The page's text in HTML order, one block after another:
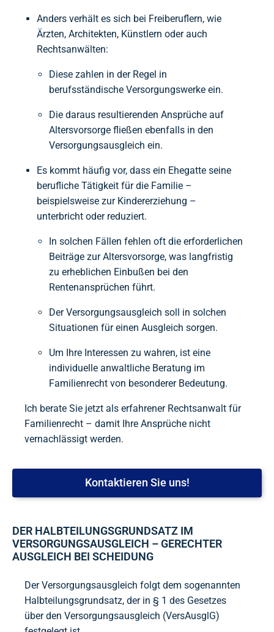
Anders verhält es sich bei Freiberuflern, wie
Ärzten, Architekten, Künstlern oder auch
Rechtsanwälten:
Diese zahlen in der Regel in
berufsständische Versorgungswerke ein.
Die daraus resultierenden Ansprüche auf
Altersvorsorge fließen ebenfalls in den
Versorgungsausgleich ein.
Es kommt häufig vor, dass ein Ehegatte seine
berufliche Tätigkeit für die Familie –
beispielsweise zur Kindererziehung –
unterbricht oder reduziert.
In solchen Fällen fehlen oft die erforderlichen
Beiträge zur Altersvorsorge, was langfristig
zu erheblichen Einbußen bei den
Rentenansprüchen führt.
Der Versorgungsausgleich soll in solchen
Situationen für einen Ausgleich sorgen.
Um Ihre Interessen zu wahren, ist eine
individuelle anwaltliche Beratung im
Familienrecht von besonderer Bedeutung.
Ich berate Sie jetzt als erfahrener Rechtsanwalt für
Familienrecht – damit Ihre Ansprüche nicht
vernachlässigt werden.
Kontaktieren Sie uns!
DER HALBTEILUNGSGRUNDSATZ IM
VERSORGUNGSAUSGLEICH – GERECHTER
AUSGLEICH BEI SCHEIDUNG
Der Versorgungsausgleich folgt dem sogenannten
Halbteilungsgrundsatz, der in § 1 des Gesetzes
über den Versorgungsausgleich (VersAusglG)